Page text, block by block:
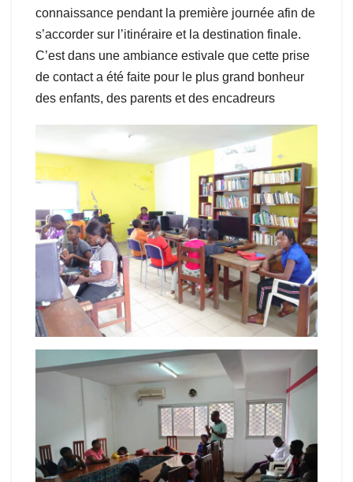
connaissance pendant la première journée afin de
s’accorder sur l’itinéraire et la destination finale.
C’est dans une ambiance estivale que cette prise
de contact a été faite pour le plus grand bonheur
des enfants, des parents et des encadreurs